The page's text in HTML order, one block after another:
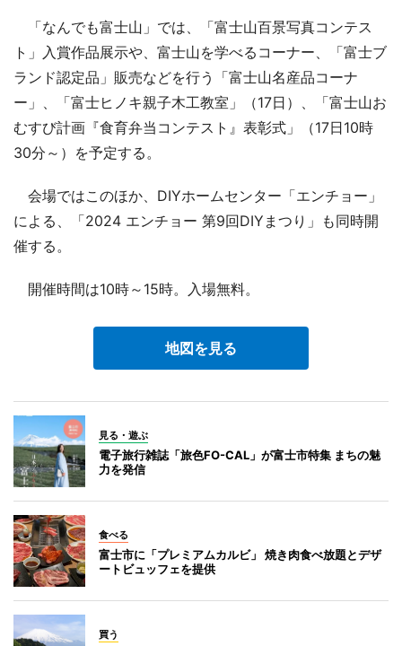
「なんでも富士山」では、「富士山百景写真コンテス
ト」入賞作品展示や、富士山を学べるコーナー、「富士ブ
ランド認定品」販売などを行う「富士山名産品コーナ
ー」、「富士ヒノキ親子木工教室」（17日）、「富士山お
むすび計画『食育弁当コンテスト』表彰式」（17日10時
30分～）を予定する。
会場ではこのほか、DIYホームセンター「エンチョー」
による、「2024 エンチョー 第9回DIYまつり」も同時開
催する。
開催時間は10時～15時。入場無料。
地図を見る
見る・遊ぶ
電子旅行雑誌「旅色FO-CAL」が富士市特集 まちの魅
力を発信
食べる
富士市に「プレミアムカルビ」 焼き肉食べ放題とデザ
ートビュッフェを提供
買う